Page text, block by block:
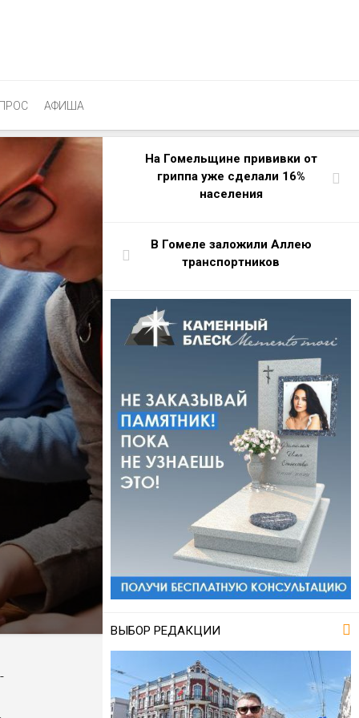
АФИША
На Гомельщине прививки от
гриппа уже сделали 16%
населения
В Гомеле заложили Аллею
транспортников
ВЫБОР РЕДАКЦИИ